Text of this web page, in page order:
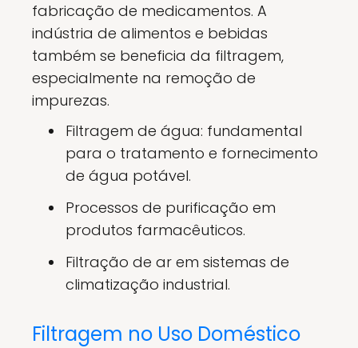
fabricação de medicamentos. A
indústria de alimentos e bebidas
também se beneficia da filtragem,
especialmente na remoção de
impurezas.
Filtragem de água: fundamental
para o tratamento e fornecimento
de água potável.
Processos de purificação em
produtos farmacêuticos.
Filtração de ar em sistemas de
climatização industrial.
Filtragem no Uso Doméstico